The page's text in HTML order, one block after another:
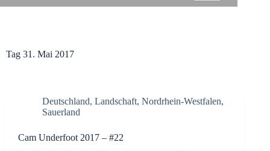
Tag 31. Mai 2017
Deutschland, Landschaft, Nordrhein-Westfalen,
Sauerland
Cam Underfoot 2017 – #22